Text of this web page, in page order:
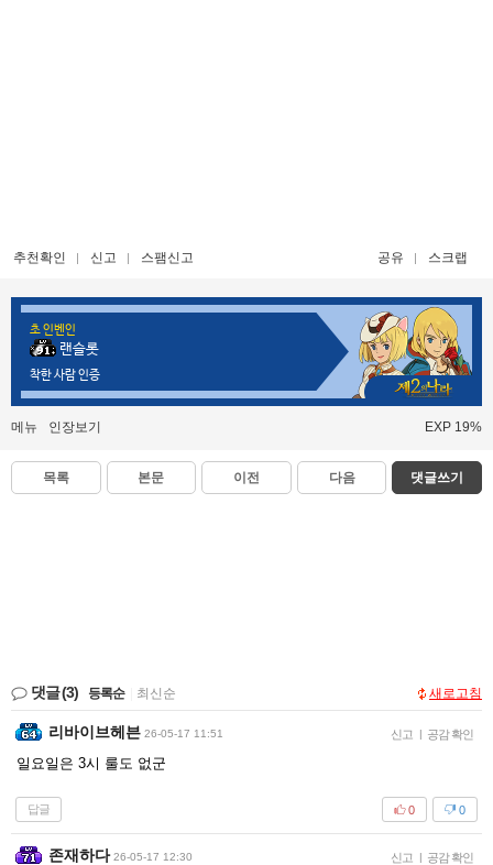
추천확인 신고 스팸신고 공유 스크랩
초 인벤인
랜슬롯
착한 사람 인증
메뉴 인장보기 EXP 19%
목록 본문 이전 다음 댓글쓰기
댓글(3) 등록순 최신순 새로고침
리바이브헤븐 26-05-17 11:51 신고 | 공감 확인
일요일은 3시 룰도 없군
답글 0
0
존재하다 26-05-17 12:30 신고 | 공감 확인